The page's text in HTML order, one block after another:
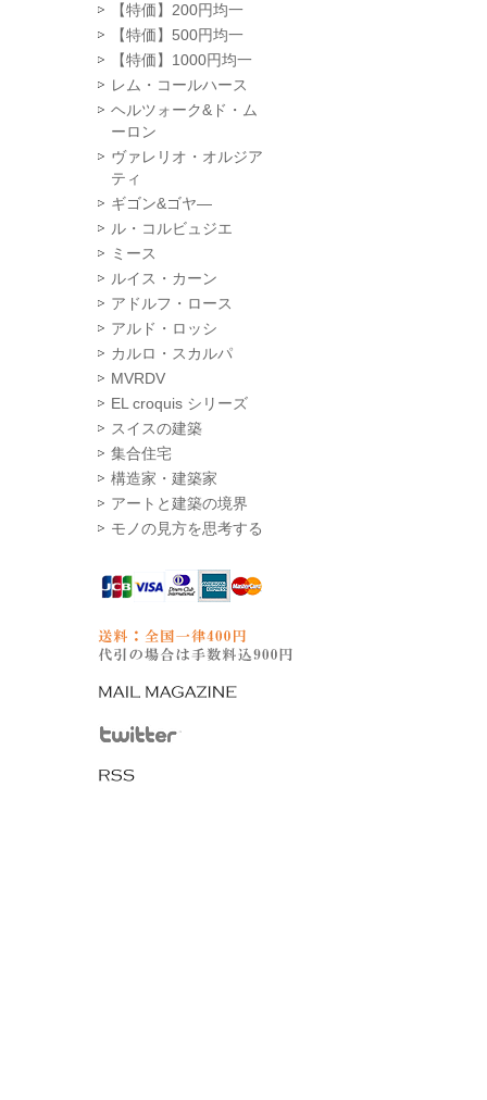
【特価】200円均一
【特価】500円均一
【特価】1000円均一
レム・コールハース
ヘルツォーク&ド・ム
ーロン
ヴァレリオ・オルジア
ティ
ギゴン&ゴヤ―
ル・コルビュジエ
ミース
ルイス・カーン
アドルフ・ロース
アルド・ロッシ
カルロ・スカルパ
MVRDV
EL croquis シリーズ
スイスの建築
集合住宅
構造家・建築家
アートと建築の境界
モノの見方を思考する